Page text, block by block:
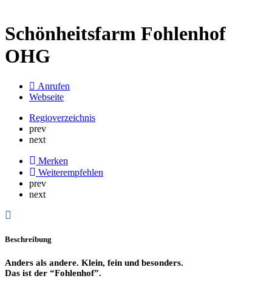
Schönheitsfarm Fohlenhof
OHG
Anrufen
Webseite
Regioverzeichnis
prev
next
Merken
Weiterempfehlen
prev
next
Beschreibung
Anders als andere. Klein, fein und besonders.
Das ist der “Fohlenhof”.